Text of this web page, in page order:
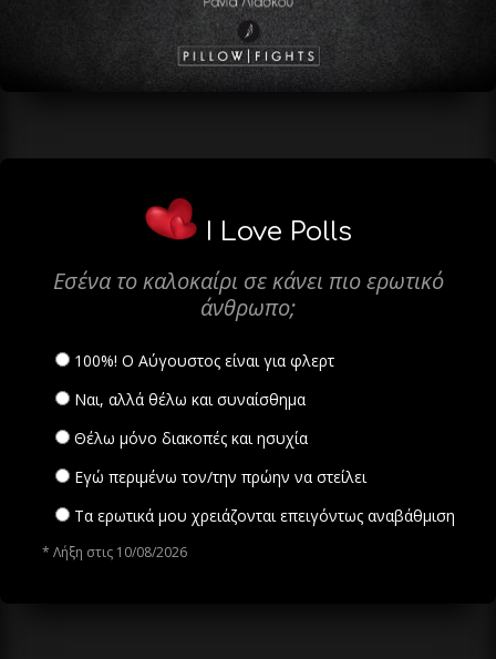
I Love Polls
Εσένα το καλοκαίρι σε κάνει πιο ερωτικό
άνθρωπο;
100%! Ο Αύγουστος είναι για φλερτ
Ναι, αλλά θέλω και συναίσθημα
Θέλω μόνο διακοπές και ησυχία
Εγώ περιμένω τον/την πρώην να στείλει
Τα ερωτικά μου χρειάζονται επειγόντως αναβάθμιση
* Λήξη στις 10/08/2026